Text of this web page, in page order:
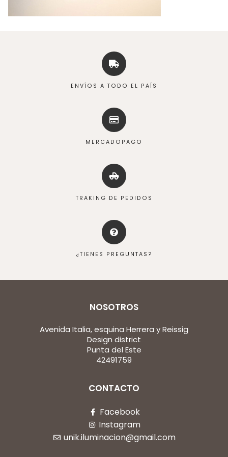
ENVÍOS A TODO EL PAÍS
MERCADOPAGO
TRAKING DE PEDIDOS
¿TIENES PREGUNTAS?
NOSOTROS
Avenida Italia, esquina Herrera y Reissig
Design district
Punta del Este
42491759
CONTACTO
Facebook
Instagram
unik.iluminacion@gmail.com